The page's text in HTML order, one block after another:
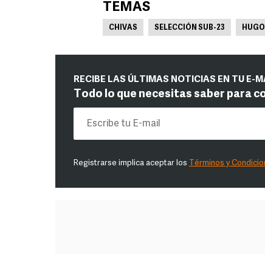
TEMAS
CHIVAS SELECCIÓN SUB-23
RECIBE LAS ÚLTIMAS NOTICIAS EN TU E-
Todo lo que necesitas saber para
Registrarse implica aceptar los Términos y